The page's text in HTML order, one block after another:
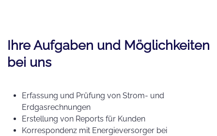
Ihre Aufgaben und Möglichkeiten
bei uns
Erfassung und Prüfung von Strom- und
Erdgasrechnungen
Erstellung von Reports für Kunden
Korrespondenz mit Energieversorger bei